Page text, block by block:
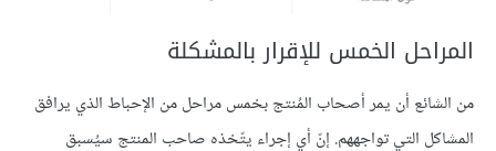
المراحل الخمس للإقرار بالمشكلة
من الشائع أن يمر أصحاب المُنتج بخمس مراحل من الإحباط الذي يرافق
المشاكل التي تواجههم. إنّ أي إجراء يتّخذه صاحب المنتج سيُسبق